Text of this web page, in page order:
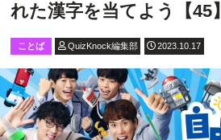
れた漢字を当てよう【45】
ことば QuizKnock編集部 2023.10.17